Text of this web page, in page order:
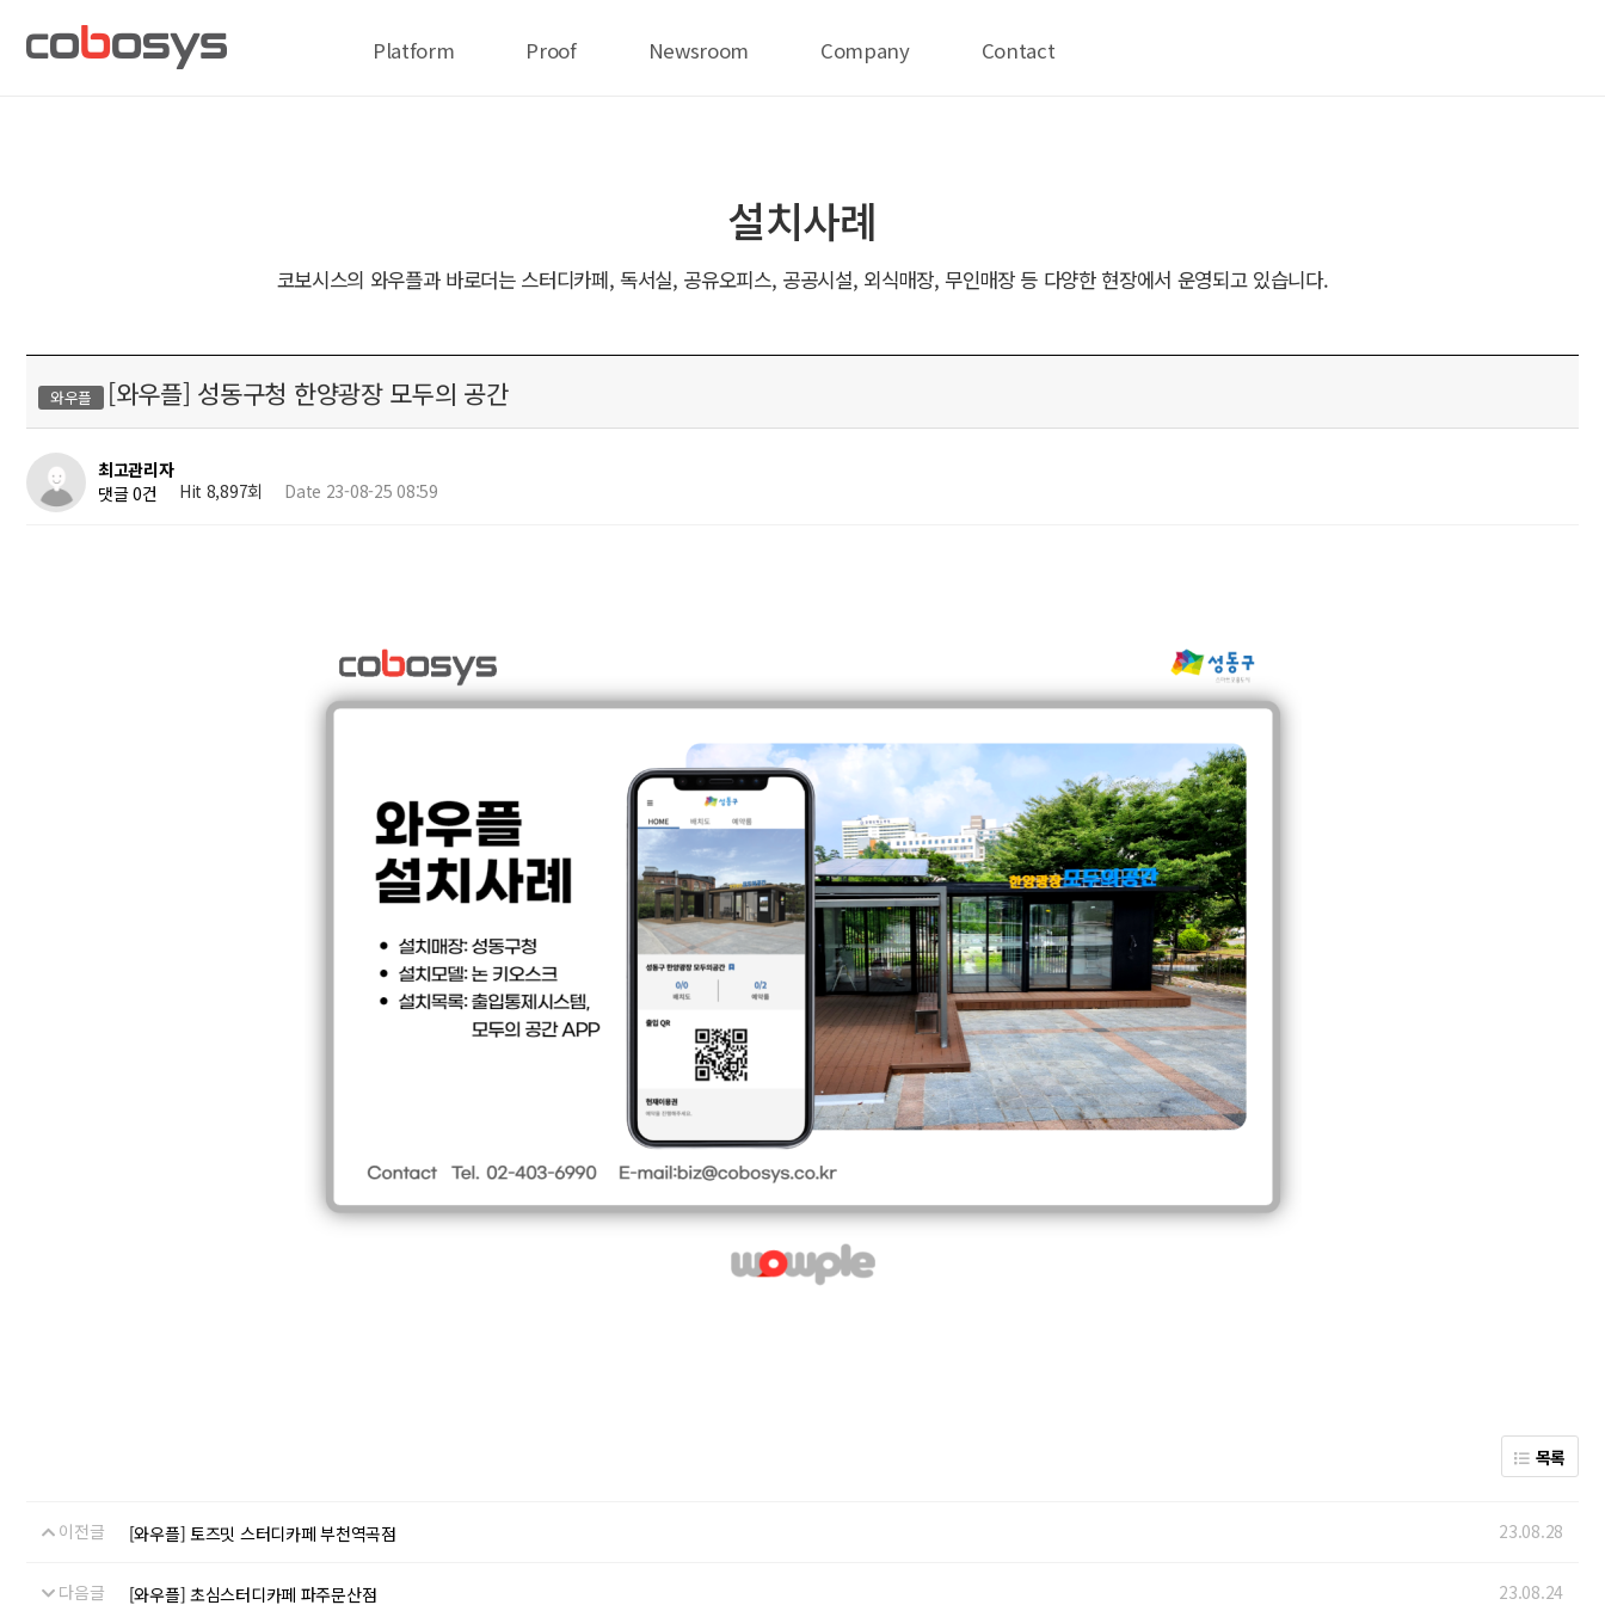
Platform Proof Newsroom Company Contact
설치사례
코보시스의 와우플과 바로더는 스터디카페, 독서실, 공유오피스, 공공시설, 외식매장, 무인매장 등 다양한 현장에서 운영되고 있습니다.
와우플 [와우플] 성동구청 한양광장 모두의 공간
최고관리자
댓글 0건
Hit 8,897회 Date 23-08-25 08:59
목록
이전글 [와우플] 토즈밋 스터디카페 부천역곡점 23.08.28
다음글 [와우플] 초심스터디카페 파주문산점 23.08.24